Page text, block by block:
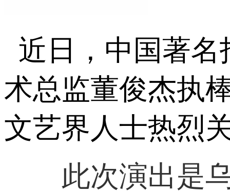
近日，中国著
术总监董俊杰执
文艺界人士热烈
此次演出是乌